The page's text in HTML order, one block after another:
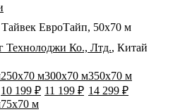
ЕвроТайп, 50х70 м
Технолоджи Ко., Лтд., Китай
250х70 м
10 199 ₽
300х70 м
11 199 ₽
350х70 м
14 299 ₽
75х70 м